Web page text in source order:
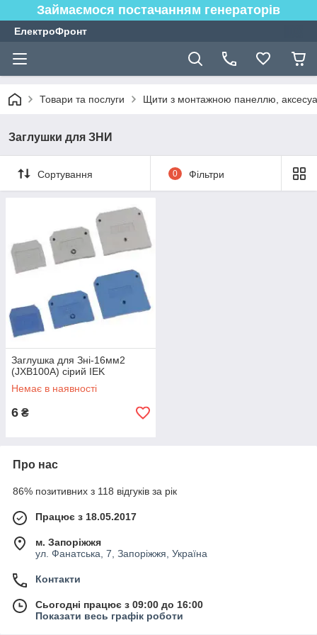
Займаємося постачанням генераторів
ЕлектроФронт
Товари та послуги Щити з монтажною панеллю,
Заглушки для ЗНИ
Сортування 0 Фільтри
Заглушка для Зні-16мм2
(JXB100A) сірий IEK
Немає в наявності
6 ₴
Про нас
86% позитивних з 118 відгуків за рік
Працює з 18.05.2017
м. Запоріжжя
ул. Фанатська, 7, Запоріжжя, Україна
Контакти
Сьогодні працює з 09:00 до 16:00
Показати весь графік роботи